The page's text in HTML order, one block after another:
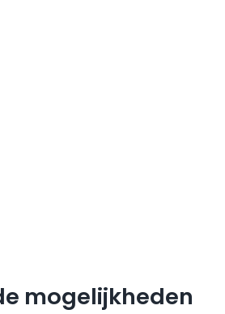
mogelijkheden